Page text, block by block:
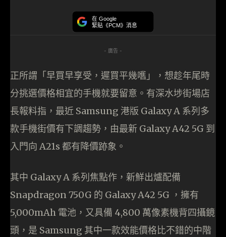
在 Google
緊貼《PCM》消息
- 廣告 -
正所謂「早買早享受，遲買平幾嚿」，想趁年尾時
分挑選價格相宜的手機就要留意。有深水埗街場店
長報料指，最近 Samsung 港版 Galaxy A 系列多
款手機街價有下調趨勢，由最新 Galaxy A42 5G 到
入門向 A21s 都有降價跡象。
其中 Galaxy A 系列焦點作，新鮮出爐配備
Snapdragon 750G 的 Galaxy A42 5G ，擁有
5,000mAh 電池，又具備 4,800 萬像素機背四攝鏡
頭，是 Samsung 其中一款效能價格比不錯的中階